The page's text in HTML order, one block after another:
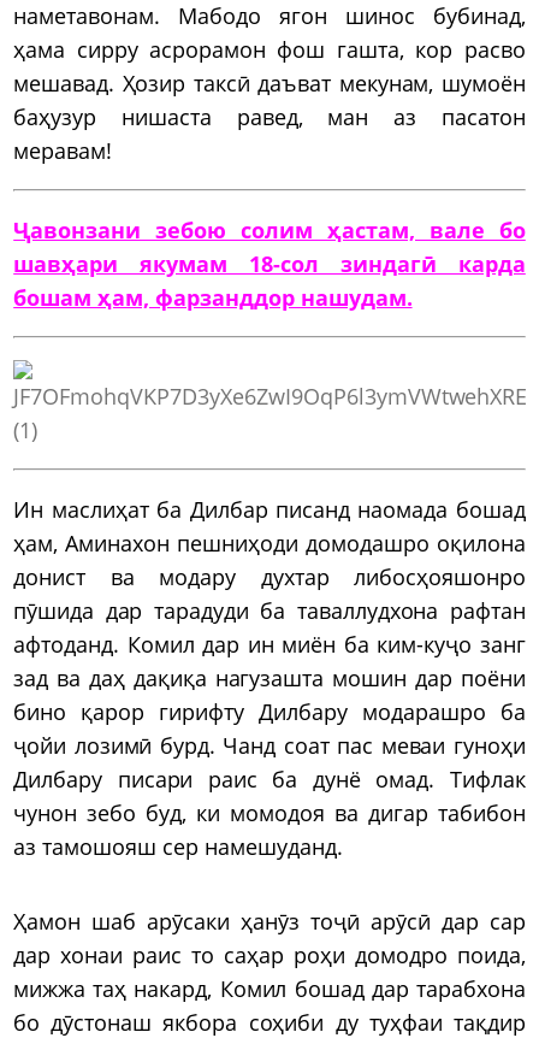
наметавонам. Мабодо ягон шинос бубинад,
ҳама сирру асрорамон фош гашта, кор расво
мешавад. Ҳозир таксӣ даъват мекунам, шумоён
баҳузур нишаста равед, ман аз пасатон
меравам!
Ҷавонзани зебою солим ҳастам, вале бо
шавҳари якумам 18-сол зиндагӣ карда
бошам ҳам, фарзанддор нашудам.
Ин маслиҳат ба Дилбар писанд наомада бошад
ҳам, Аминахон пешниҳоди домодашро оқилона
донист ва модару духтар либосҳояшонро
пӯшида дар тарадуди ба таваллудхона рафтан
афтоданд. Комил дар ин миён ба ким-куҷо занг
зад ва даҳ дақиқа нагузашта мошин дар поёни
бино қарор гирифту Дилбару модарашро ба
ҷойи лозимӣ бурд. Чанд соат пас меваи гуноҳи
Дилбару писари раис ба дунё омад. Тифлак
чунон зебо буд, ки момодоя ва дигар табибон
аз тамошояш сер намешуданд.
Ҳамон шаб арӯсаки ҳанӯз тоҷӣ арӯсӣ дар сар
дар хонаи раис то саҳар роҳи домодро поида,
мижжа таҳ накард, Комил бошад дар тарабхона
бо дӯстонаш якбора соҳиби ду туҳфаи тақдир